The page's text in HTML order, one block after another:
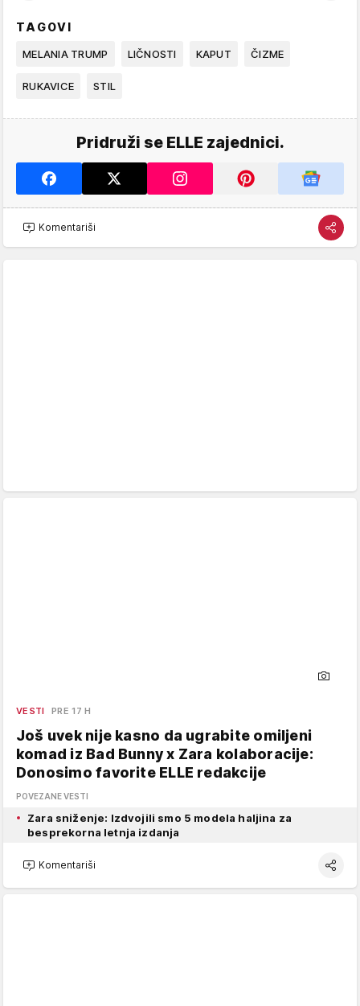
TAGOVI
MELANIA TRUMP LIČNOSTI KAPUT ČIZME
RUKAVICE STIL
Pridruži se ELLE zajednici.
Komentariši
VESTI PRE 17 H
Još uvek nije kasno da ugrabite omiljeni
komad iz Bad Bunny x Zara kolaboracije:
Donosimo favorite ELLE redakcije
POVEZANE VESTI
Zara sniženje: Izdvojili smo 5 modela haljina za
besprekorna letnja izdanja
Komentariši